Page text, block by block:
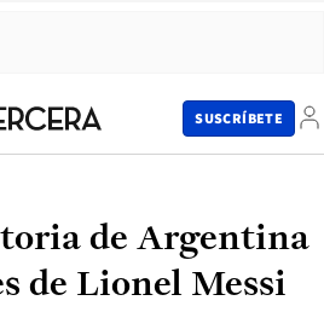
SUSCRÍBETE
de Argentina
de Lionel Messi